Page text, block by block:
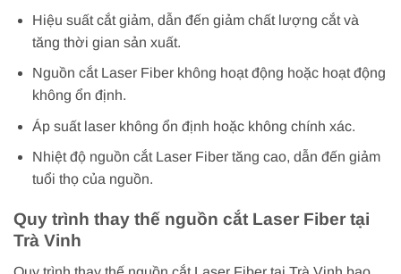
Hiệu suất cắt giảm, dẫn đến giảm chất lượng cắt và
tăng thời gian sản xuất.
Nguồn cắt Laser Fiber không hoạt động hoặc hoạt động
không ổn định.
Áp suất laser không ổn định hoặc không chính xác.
Nhiệt độ nguồn cắt Laser Fiber tăng cao, dẫn đến giảm
tuổi thọ của nguồn.
Quy trình thay thế nguồn cắt Laser Fiber tại
Trà Vinh